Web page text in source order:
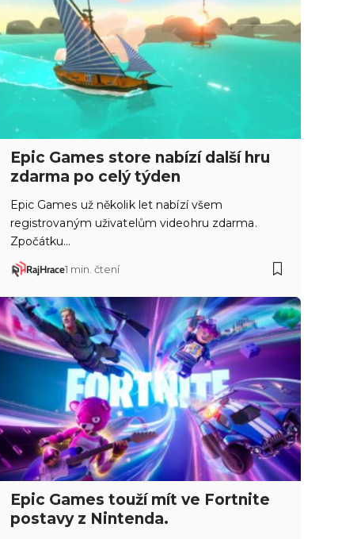
Epic Games store nabízí další hru
zdarma po celý týden
Epic Games už několik let nabízí všem
registrovaným uživatelům videohru zdarma.
Zpočátku…
RajHrace1 min. čtení
Epic Games touží mít ve Fortnite
postavy z Nintenda.